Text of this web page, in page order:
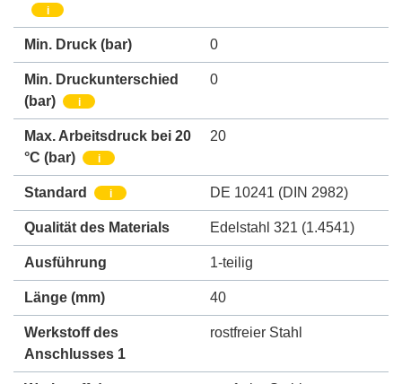
i
Min. Druck (bar) 0
Min. Druckunterschied
(bar)
i
0
Max. Arbeitsdruck bei 20
°C (bar)
i
20
Standard i DE 10241 (DIN 2982)
Qualität des Materials Edelstahl 321 (1.4541)
Ausführung 1-teilig
Länge (mm) 40
Werkstoff des
Anschlusses 1
rostfreier Stahl